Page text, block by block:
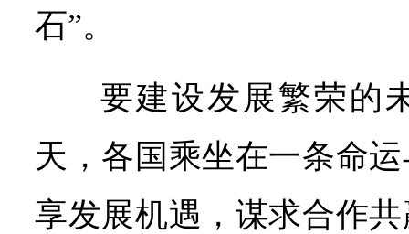
石”。
要建设发展繁荣的
天，各国乘坐在一条命
享发展机遇，谋求合作